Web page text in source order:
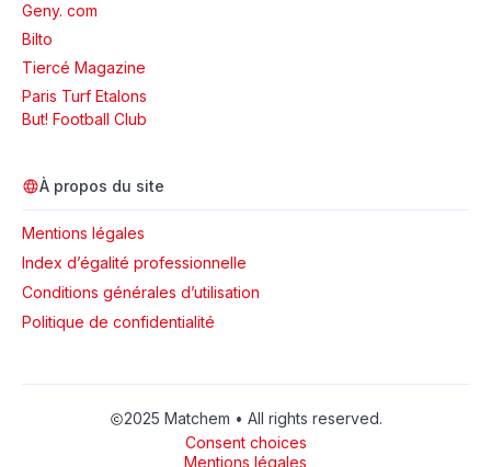
Geny. com
Bilto
Tiercé Magazine
Paris Turf Etalons
But! Football Club
À propos du site
Mentions légales
Index d’égalité professionnelle
Conditions générales d’utilisation
Politique de confidentialité
2025 Matchem • All rights reserved.
Consent choices
Mentions légales